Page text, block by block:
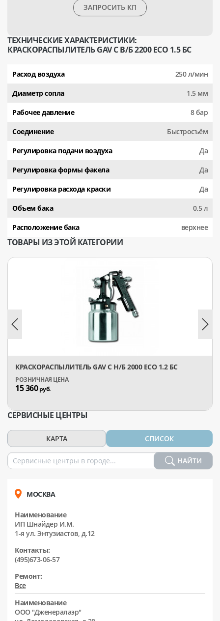
ЗАПРОСИТЬ КП
ТЕХНИЧЕСКИЕ ХАРАКТЕРИСТИКИ:
КРАСКОРАСПЫЛИТЕЛЬ GAV С В/Б 2200 ECO 1.5 БС
Расход воздуха 250 л/мин
Диаметр сопла 1.5 мм
Рабочее давление 8 бар
Соединение Быстросъём
Регулировка подачи воздуха Да
Регулировка формы факела Да
Рeгулировка расхода краски Да
Объем бака 0.5 л
Расположение бака верхнее
ТОВАРЫ ИЗ ЭТОЙ КАТЕГОРИИ
КРАСКОРАСПЫЛИТЕЛЬ GAV С Н/Б 2000 ECO 1.2 БС
15 360руб.
СЕРВИСНЫЕ ЦЕНТРЫ
КАРТА СПИСОК
НАЙТИ
МОСКВА
Наименование
ИП Шнайдер И.М.
1-я ул. Энтузиастов, д.12
Контакты:
(495)673-06-57
Ремонт:
Все
Наименование
ООО "Дженералаэр"